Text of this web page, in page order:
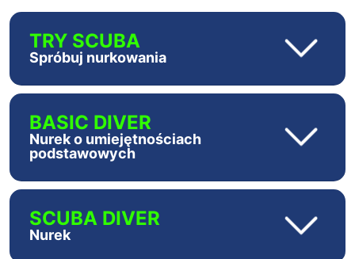
TRY SCUBA
Spróbuj nurkowania
BASIC DIVER
Nurek o umiejętnościach
podstawowych
SCUBA DIVER
Nurek